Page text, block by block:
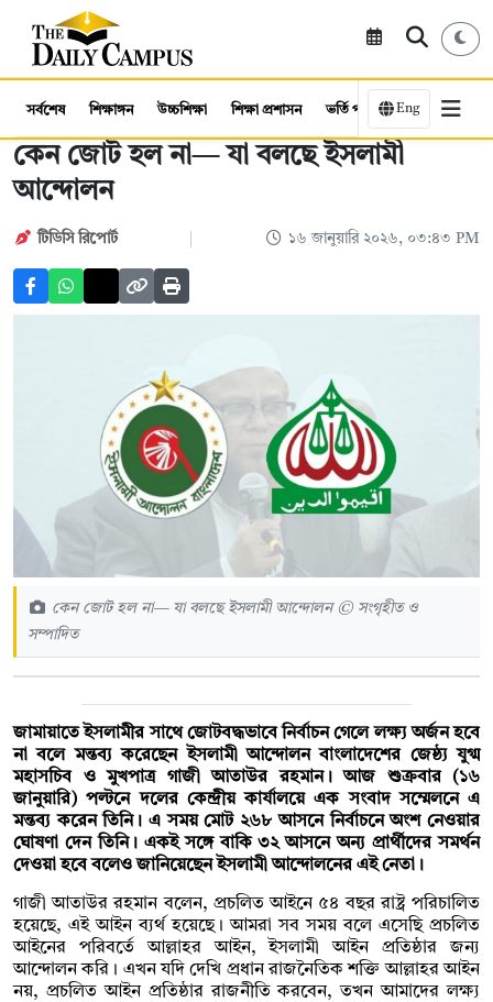
সর্বশেষ শিক্ষাঙ্গন উচ্চশিক্ষা শিক্ষা প্রশাসন ভর্তি পরীক্ষা কর্মসংস্থান
Eng
কেন জোট হল না— যা বলছে ইসলামী
আন্দোলন
টিডিসি রিপোর্ট ১৬ জানুয়ারি ২০২৬, ০৩:৪৩ PM
কেন জোট হল না— যা বলছে ইসলামী আন্দোলন © সংগৃহীত ও
সম্পাদিত
জামায়াতে ইসলামীর সাথে জোটবদ্ধভাবে নির্বাচন গেলে লক্ষ্য অর্জন হবে
না বলে মন্তব্য করেছেন ইসলামী আন্দোলন বাংলাদেশের জেষ্ঠ্য যুগ্ম
মহাসচিব ও মুখপাত্র গাজী আতাউর রহমান। আজ শুক্রবার (১৬
জানুয়ারি) পল্টনে দলের কেন্দ্রীয় কার্যালয়ে এক সংবাদ সম্মেলনে এ
মন্তব্য করেন তিনি। এ সময় মোট ২৬৮ আসনে নির্বাচনে অংশ নেওয়ার
ঘোষণা দেন তিনি। একই সঙ্গে বাকি ৩২ আসনে অন্য প্রার্থীদের সমর্থন
দেওয়া হবে বলেও জানিয়েছেন ইসলামী আন্দোলনের এই নেতা।
গাজী আতাউর রহমান বলেন, প্রচলিত আইনে ৫৪ বছর রাষ্ট্র পরিচালিত
হয়েছে, এই আইন ব্যর্থ হয়েছে। আমরা সব সময় বলে এসেছি প্রচলিত
আইনের পরিবর্তে আল্লাহর আইন, ইসলামী আইন প্রতিষ্ঠার জন্য
আন্দোলন করি। এখন যদি দেখি প্রধান রাজনৈতিক শক্তি আল্লাহর আইন
নয়, প্রচলিত আইন প্রতিষ্ঠার রাজনীতি করবেন, তখন আমাদের লক্ষ্য